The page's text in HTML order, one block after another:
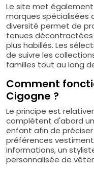
Le site met
marques spécialisées
diversité permet de
tenues
plus habillés. Les
de suivre les
familles tout au long
Comment
Cigogne ?
Le principe est
complètent d'abord
enfant afin de
préférences
informations, un
personnalisée de